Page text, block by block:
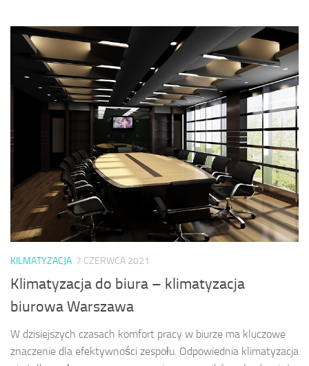
KILMATYZACJA 7 CZERWCA 2021
Klimatyzacja do biura – klimatyzacja
biurowa Warszawa
W dzisiejszych czasach komfort pracy w biurze ma kluczowe
znaczenie dla efektywności zespołu. Odpowiednia klimatyzacja